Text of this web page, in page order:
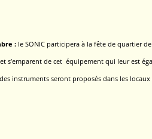
: le SONIC participera à la fête de quartier
s’emparent de cet équipement qui leur est
instruments seront proposés dans les